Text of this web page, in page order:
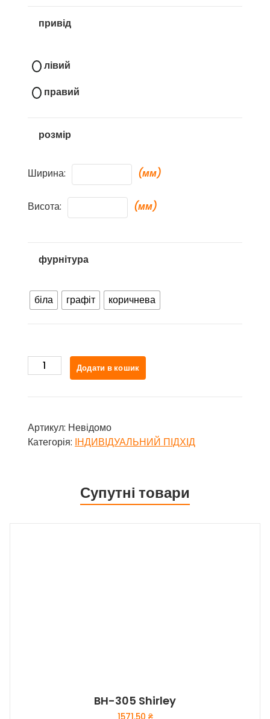
привід
лівий
правий
розмір
Ширина: (мм)
Висота: (мм)
фурнітура
біла графіт коричнева
Luminis1
uni
Додати в кошик
Артикул: Невідомо
Категорія: ІНДИВІДУАЛЬНИЙ ПІДХІД
Супутні товари
BH-305 Shirley